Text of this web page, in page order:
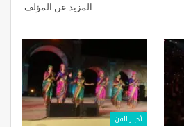
المزيد عن المؤلف
أخبار الفن